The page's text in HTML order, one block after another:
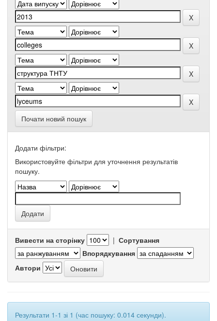
Почати новий пошук
Додати фільтри:
Використовуйте фільтри для уточнення результатів
пошуку.
Вивести на сторінку | Сортування
Впорядкування
Автори
Результати 1-1 зі 1 (час пошуку: 0.014 секунди).